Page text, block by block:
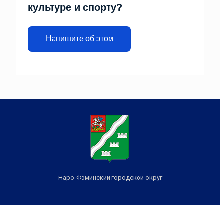
культуре и спорту?
Напишите об этом
Наро-Фоминский городской округ